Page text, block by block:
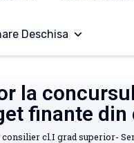
Deschisa
la
finante
cl.I grad superior-